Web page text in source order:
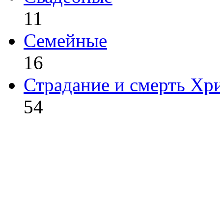
11
Семейные
16
Страдание и смерть
54